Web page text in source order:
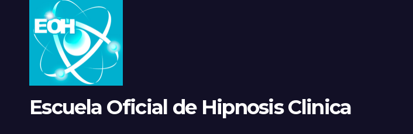
Escuela Oficial de Hipnosis Clinica